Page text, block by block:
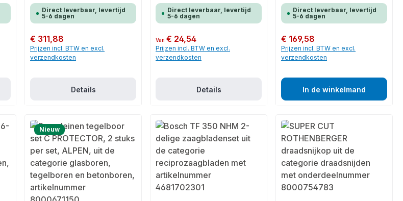
Direct leverbaar, levertijd
5-6 dagen
Normale prijs:
€ 311,88
Prijzen incl. BTW en excl.
verzendkosten
Details
Direct leverbaar, levertijd
5-6 dagen
Normale prijs:
Van€ 24,54
Prijzen incl. BTW en excl.
verzendkosten
Details
Direct leverbaar, levertijd
5-6 dagen
Normale prijs:
€ 169,58
Prijzen incl. BTW en excl.
verzendkosten
In de winkelmand
Nieuw